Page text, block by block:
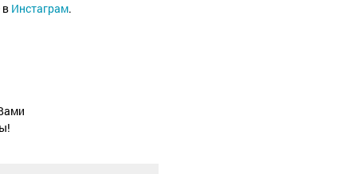
Инстаграм.